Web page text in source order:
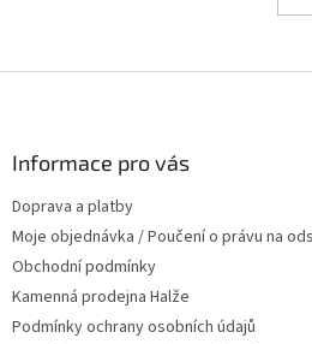
Informace pro vás
Doprava a platby
Moje objednávka / Poučení o právu na
Obchodní podmínky
Kamenná prodejna Halže
Podmínky ochrany osobních údajů